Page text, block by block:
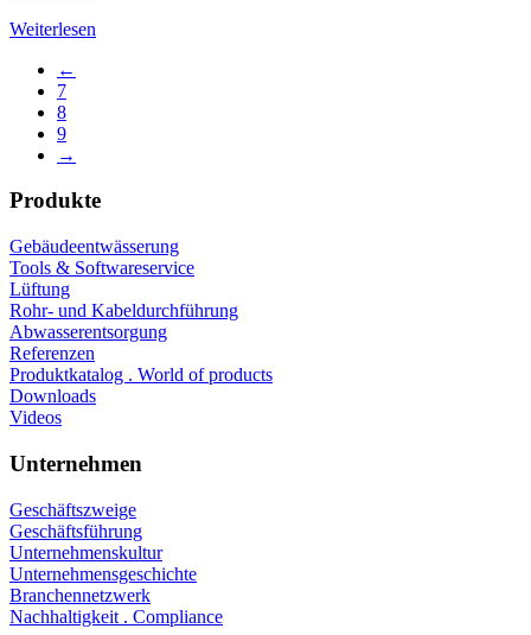
Weiterlesen
←
7
8
9
→
Produkte
Gebäudeentwässerung
Tools & Softwareservice
Lüftung
Rohr- und Kabeldurchführung
Abwasserentsorgung
Referenzen
Produktkatalog . World of products
Downloads
Videos
Unternehmen
Geschäftszweige
Geschäftsführung
Unternehmenskultur
Unternehmensgeschichte
Branchennetzwerk
Nachhaltigkeit . Compliance